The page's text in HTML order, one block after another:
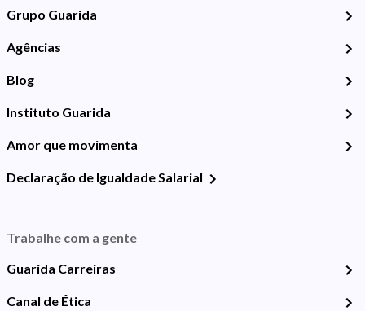
Grupo Guarida
Agências
Blog
Instituto Guarida
Amor que movimenta
Declaração de Igualdade Salarial
Trabalhe com a gente
Guarida Carreiras
Canal de Ética